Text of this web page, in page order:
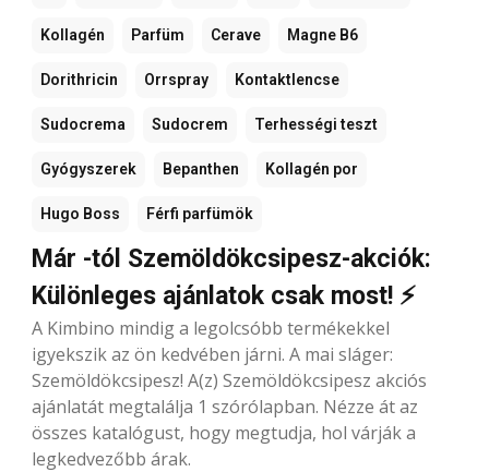
Kollagén Parfüm Cerave Magne B6
Dorithricin Orrspray Kontaktlencse
Sudocrema Sudocrem Terhességi teszt
Gyógyszerek Bepanthen Kollagén por
Hugo Boss Férfi parfümök
Már -tól Szemöldökcsipesz-akciók:
Különleges ajánlatok csak most! ⚡
A Kimbino mindig a legolcsóbb termékekkel
igyekszik az ön kedvében járni. A mai sláger:
Szemöldökcsipesz! A(z) Szemöldökcsipesz akciós
ajánlatát megtalálja 1 szórólapban. Nézze át az
összes katalógust, hogy megtudja, hol várják a
legkedvezőbb árak.